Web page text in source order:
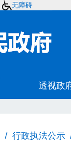
无障碍
/ 行政执法公示